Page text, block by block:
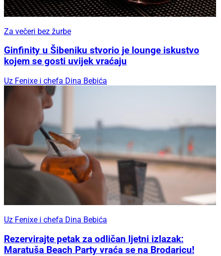
Za večeri bez žurbe
Ginfinity u Šibeniku stvorio je lounge iskustvo
kojem se gosti uvijek vraćaju
Uz Fenixe i chefa Dina Bebića
Uz Fenixe i chefa Dina Bebića
Rezervirajte petak za odličan ljetni izlazak:
Maratuša Beach Party vraća se na Brodaricu!